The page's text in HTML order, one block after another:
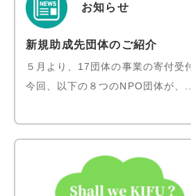
お知らせ
新規助成先団体のご紹介
５月より、17団体の事業の寄付受
今回、以下の８つのNPO団体が、...